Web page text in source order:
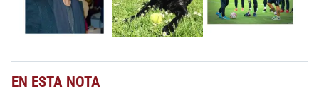
EN ESTA NOTA